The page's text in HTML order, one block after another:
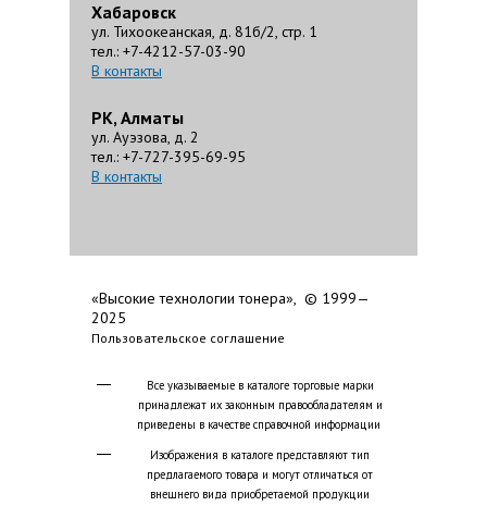
Хабаровск
ул. Тихоокеанская, д. 81б/2, стр. 1
тел.: +7-4212-57-03-90
В контакты
РК, Алматы
ул. Ауэзова, д. 2
тел.: +7-727-395-69-95
В контакты
«Высокие технологии тонера», © 1999—
2025
Пользовательское соглашение
Все указываемые в каталоге торговые марки
принадлежат их законным правообладателям и
приведены в качестве справочной информации
Изображения в каталоге представляют тип
предлагаемого товара и могут отличаться от
внешнего вида приобретаемой продукции